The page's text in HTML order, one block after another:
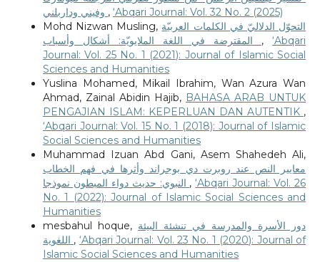
, ‘Abqari Journal: Vol. 32 No. 2 (2025)
Mohd Nizwan Musling, التحوّل الدلاليّ في الكلمات العربيّة
,‘Abqari
Journal: Vol. 25 No. 1 (2021): Journal of Islamic Social
Sciences and Humanities
Yuslina Mohamed, Mikail Ibrahim, Wan Azura Wan
Ahmad, Zainal Abidin Hajib, BAHASA ARAB UNTUK
PENGAJIAN ISLAM: KEPERLUAN DAN AUTENTIK ,
‘Abqari Journal: Vol. 15 No. 1 (2018): Journal of Islamic
Social Sciences and Humanities
Muhammad Izuan Abd Gani, Asem Shahedeh Ali,
معايير النص عند روبرت دي بوجراند وأثرها في فهم الخطاب
,‘Abqari Journal: Vol. 26
No. 1 (2022): Journal of Islamic Social Sciences and
Humanities
mesbahul hoque, دور الأسرة والمدرسة في تنشئة البيئة
, ‘Abqari Journal: Vol. 23 No. 1 (2020): Journal of
Islamic Social Sciences and Humanities